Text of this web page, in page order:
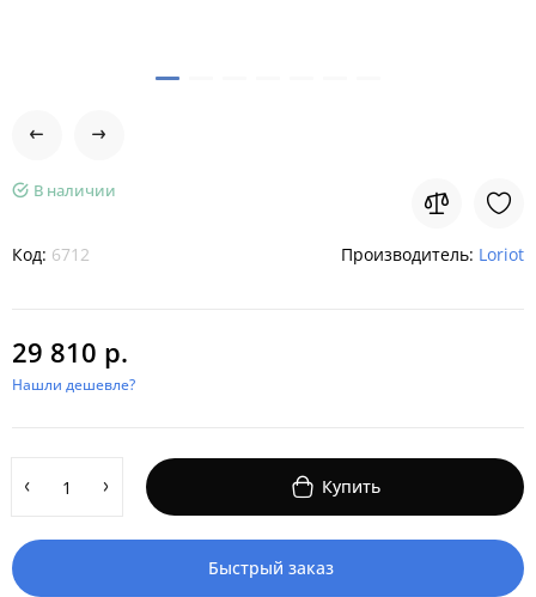
В наличии
Код: 6712 Производитель: Loriot
29 810 р.
Нашли дешевле?
Купить
Быстрый заказ